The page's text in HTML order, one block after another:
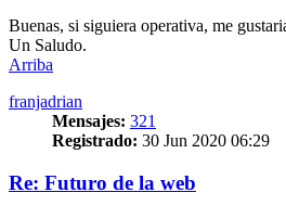
Buenas, si siguiera operativa, me
Un Saludo.
Arriba
franjadrian
Mensajes: 321
Registrado: 30 Jun 2020 06:29
Re: Futuro de la web